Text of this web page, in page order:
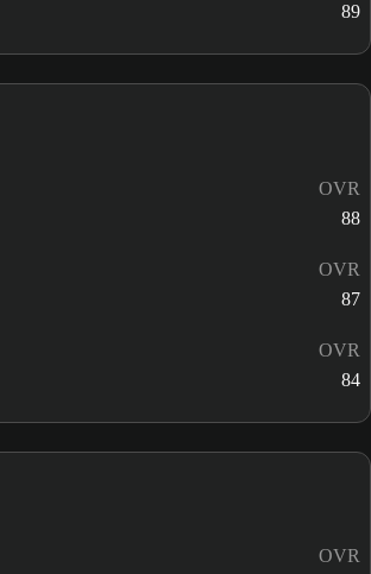
89
OVR
88
OVR
87
OVR
84
OVR